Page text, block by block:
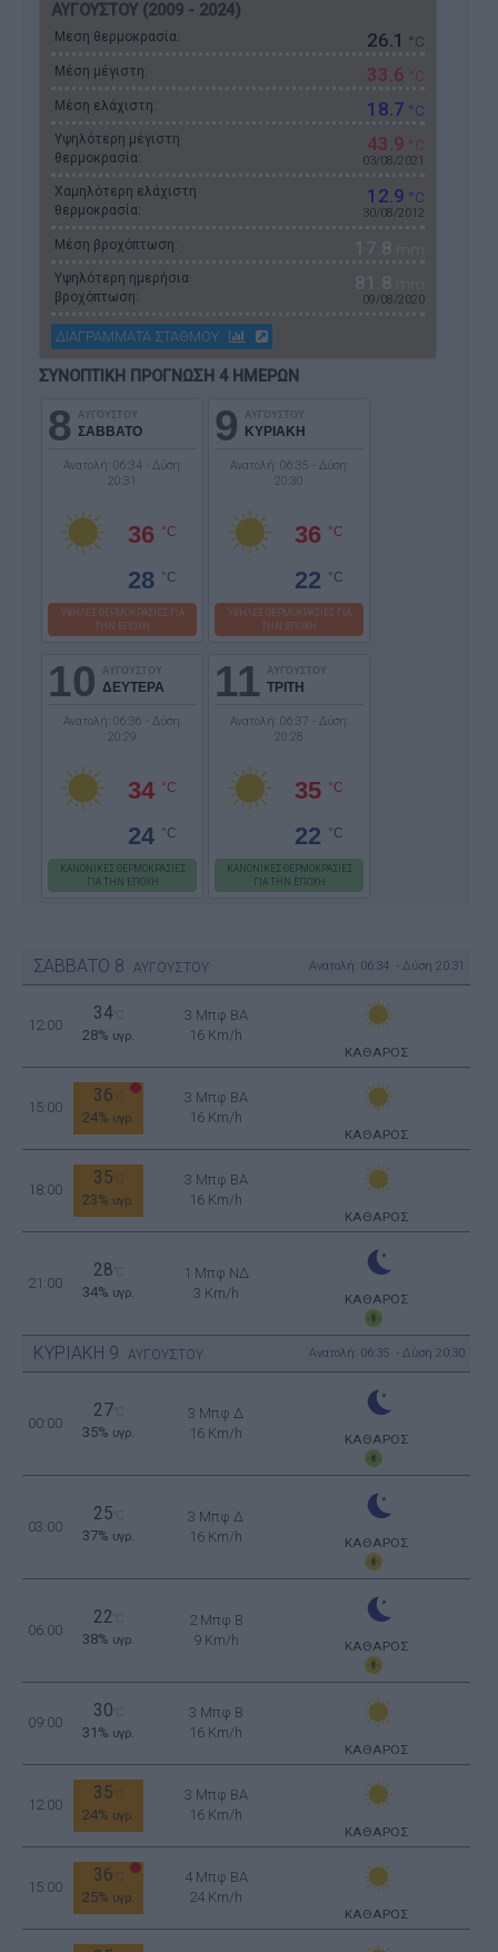
ΑΥΓΟΥΣΤΟΥ (2009 - 2024)
Μεση θερμοκρασία: 26.1 °C
Μέση μέγιστη: 33.6 °C
Μέση ελάχιστη: 18.7 °C
Υψηλότερη μέγιστη
θερμοκρασία:
43.9 °C
03/08/2021
Χαμηλότερη ελάχιστη
θερμοκρασία:
12.9 °C
30/08/2012
Μέση βροχόπτωση: 17.8 mm
Υψηλότερη ημερήσια
βροχόπτωση:
81.8 mm
09/08/2020
ΔΙΑΓΡΑΜΜΑΤΑ ΣΤΑΘΜΟΥ
ΣΥΝΟΠΤΙΚΗ ΠΡΟΓΝΩΣΗ 4 ΗΜΕΡΩΝ
8 ΑΥΓΟΥΣΤΟΥ
ΣΑΒΒΑΤΟ
Ανατολή: 06:34 - Δύση:
20:31
36 °C
28 °C
ΥΨΗΛΕΣ ΘΕΡΜΟΚΡΑΣΙΕΣ ΓΙΑ
ΤΗΝ ΕΠΟΧΗ
9 ΑΥΓΟΥΣΤΟΥ
ΚΥΡΙΑΚΗ
Ανατολή: 06:35 - Δύση:
20:30
36 °C
22 °C
ΥΨΗΛΕΣ ΘΕΡΜΟΚΡΑΣΙΕΣ ΓΙΑ
ΤΗΝ ΕΠΟΧΗ
10 ΑΥΓΟΥΣΤΟΥ
ΔΕΥΤΕΡΑ
Ανατολή: 06:36 - Δύση:
20:29
34 °C
24 °C
ΚΑΝΟΝΙΚΕΣ ΘΕΡΜΟΚΡΑΣΙΕΣ
ΓΙΑ ΤΗΝ ΕΠΟΧΗ
11 ΑΥΓΟΥΣΤΟΥ
ΤΡΙΤΗ
Ανατολή: 06:37 - Δύση:
20:28
35 °C
22 °C
ΚΑΝΟΝΙΚΕΣ ΘΕΡΜΟΚΡΑΣΙΕΣ
ΓΙΑ ΤΗΝ ΕΠΟΧΗ
ΣΑΒΒΑΤΟ 8 ΑΥΓΟΥΣΤΟΥ Ανατολή: 06:34 - Δύση 20:31
12:00
34°C
28% υγρ.
3 Μπφ BA
16 Km/h
ΚΑΘΑΡΟΣ
15:00
36
24% υγρ.
3 Μπφ BA
16 Km/h
ΚΑΘΑΡΟΣ
18:00
35
23% υγρ.
3 Μπφ BA
16 Km/h
ΚΑΘΑΡΟΣ
21:00
28
34% υγρ.
1 Μπφ ΝΔ
3 Km/h
ΚΑΘΑΡΟΣ
ΚΥΡΙΑΚΗ 9 ΑΥΓΟΥΣΤΟΥ Ανατολή: 06:35 - Δύση 20:30
00:00
27
35% υγρ.
3 Μπφ Δ
16 Km/h
ΚΑΘΑΡΟΣ
03:00
25
37% υγρ.
3 Μπφ Δ
16 Km/h
ΚΑΘΑΡΟΣ
06:00
22
38% υγρ.
2 Μπφ B
9 Km/h
ΚΑΘΑΡΟΣ
09:00
30
31% υγρ.
3 Μπφ B
16 Km/h
ΚΑΘΑΡΟΣ
12:00
35
24% υγρ.
3 Μπφ BA
16 Km/h
ΚΑΘΑΡΟΣ
15:00
36
25% υγρ.
4 Μπφ BA
24 Km/h
ΚΑΘΑΡΟΣ